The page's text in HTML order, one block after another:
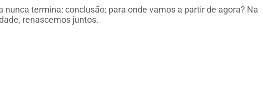
nunca termina: conclusão; para onde vamos a partir de agora? Na
renascemos juntos.